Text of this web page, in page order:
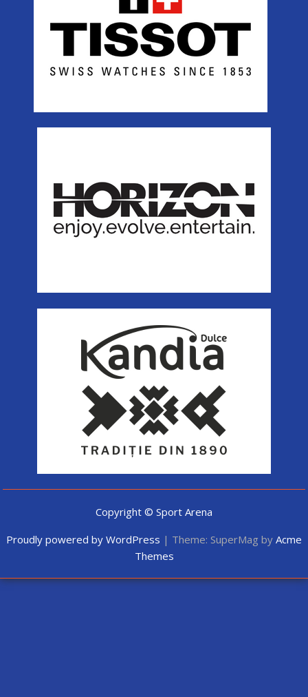
Copyright © Sport Arena
Proudly powered by WordPress | Theme: SuperMag by Acme
Themes